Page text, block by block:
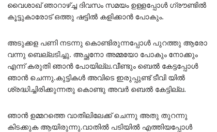
വൈശാഖ് ഞാറാഴ്ച്ച ദിവസം സമയം ഉള്ളപ്പോൾ ഗ്രൗണ്ടിൽ
കൂട്ടുകാരോട് ഒത്തു ഷട്ടിൽ കളിക്കാൻ പോകും.
അടുക്കള പണി നടന്നു കൊണ്ടിരുന്നപ്പോൾ പുറത്തു ആരോ
വന്നു ബെല്ലടിച്ചു. അച്ഛനോ അമ്മയോ പോകും നോക്കും
എന്ന് കരുതി ഞാൻ പോയില്ല.വീണ്ടും ബെൽ കേട്ടപ്പോൾ
ഞാൻ ചെന്നു.കുട്ടികൾ അവിടെ ഇരുപ്പുണ്ട് ടീവി യിൽ
ശ്രദ്ധിച്ചിരിക്കുന്നതു കൊണ്ടു അവർ ബെൽ കേട്ടില്ല.
ഞാൻ ഉമ്മറത്തെ വാതിലിലേക്ക് ചെന്നു അതു തുറന്നു
കിടക്കുക ആയിരുന്നു.വാതിൽ പടിയിൽ എത്തിയപ്പോൾ